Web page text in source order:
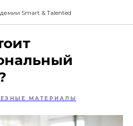
Smart & Talented
МАТЕРИАЛЫ